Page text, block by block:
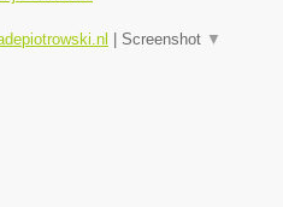
Screenshot ▼